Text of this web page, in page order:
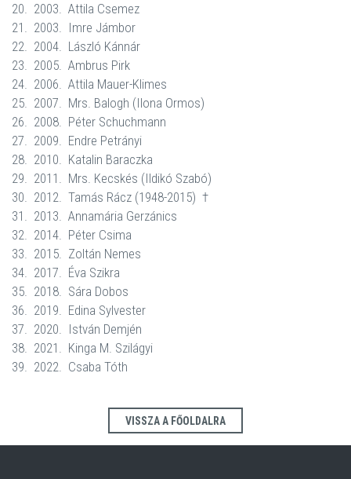
20. 2003. Attila Csemez
21. 2003. Imre Jámbor
22. 2004. László Kánnár
23. 2005. Ambrus Pirk
24. 2006. Attila Mauer-Klimes
25. 2007. Mrs. Balogh (Ilona Ormos)
26. 2008. Péter Schuchmann
27. 2009. Endre Petrányi
28. 2010. Katalin Baraczka
29. 2011. Mrs. Kecskés (Ildikó Szabó)
30. 2012. Tamás Rácz (1948-2015) †
31. 2013. Annamária Gerzánics
32. 2014. Péter Csima
33. 2015. Zoltán Nemes
34. 2017. Éva Szikra
35. 2018. Sára Dobos
36. 2019. Edina Sylvester
37. 2020. István Demjén
38. 2021. Kinga M. Szilágyi
39. 2022. Csaba Tóth
VISSZA A FŐOLDALRA